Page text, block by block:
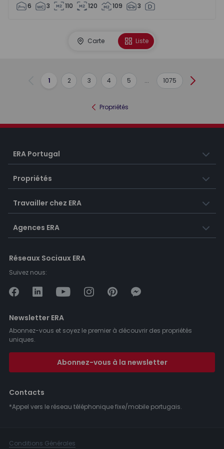
6 3 110 120 109 3
Carte Liste
Précédent
1 2 3 4 5 ... 1075 Suivant
Propriétés
ERA Portugal
Propriétés
Travailler chez ERA
Agences ERA
Réseaux Sociaux ERA
Suivez nous:
Newsletter ERA
Abonnez-vous et soyez le premier à découvrir des propriétés
uniques.
Abonnez-vous à la newsletter
Contacts
*Appel vers le réseau téléphonique fixe/mobile portugais.
Conditions Générales